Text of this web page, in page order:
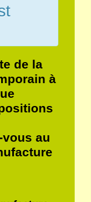
de la
à
vous au